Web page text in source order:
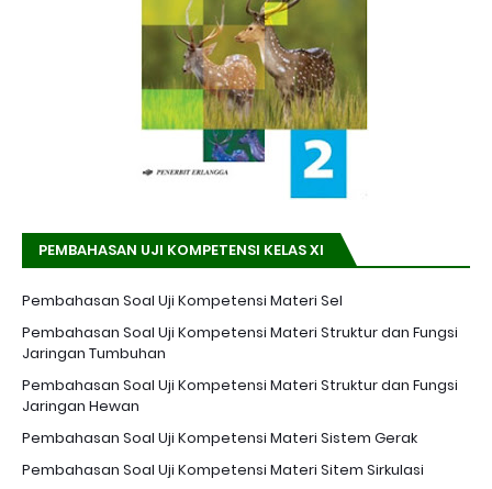
PEMBAHASAN UJI KOMPETENSI KELAS XI
Pembahasan Soal Uji Kompetensi Materi Sel
Pembahasan Soal Uji Kompetensi Materi Struktur dan Fungsi
Jaringan Tumbuhan
Pembahasan Soal Uji Kompetensi Materi Struktur dan Fungsi
Jaringan Hewan
Pembahasan Soal Uji Kompetensi Materi Sistem Gerak
Pembahasan Soal Uji Kompetensi Materi Sitem Sirkulasi